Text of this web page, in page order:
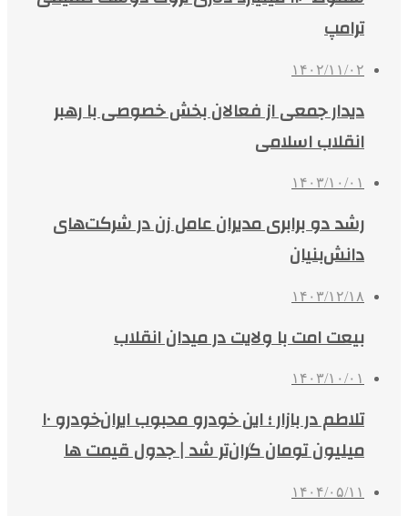
ترامپ
۱۴۰۲/۱۱/۰۲
دیدار جمعی از فعالان بخش خصوصی با رهبر
انقلاب اسلامی
۱۴۰۳/۱۰/۰۱
رشد دو برابری مدیران عامل زن در شرکت‌های
دانش‌بنیان
۱۴۰۳/۱۲/۱۸
بیعت امت با ولایت در میدان انقلاب
۱۴۰۳/۱۰/۰۱
تلاطم در بازار ؛ این خودرو محبوب ایران‌خودرو ۱۰
میلیون تومان گران‌تر شد | جدول قیمت ها
۱۴۰۴/۰۵/۱۱